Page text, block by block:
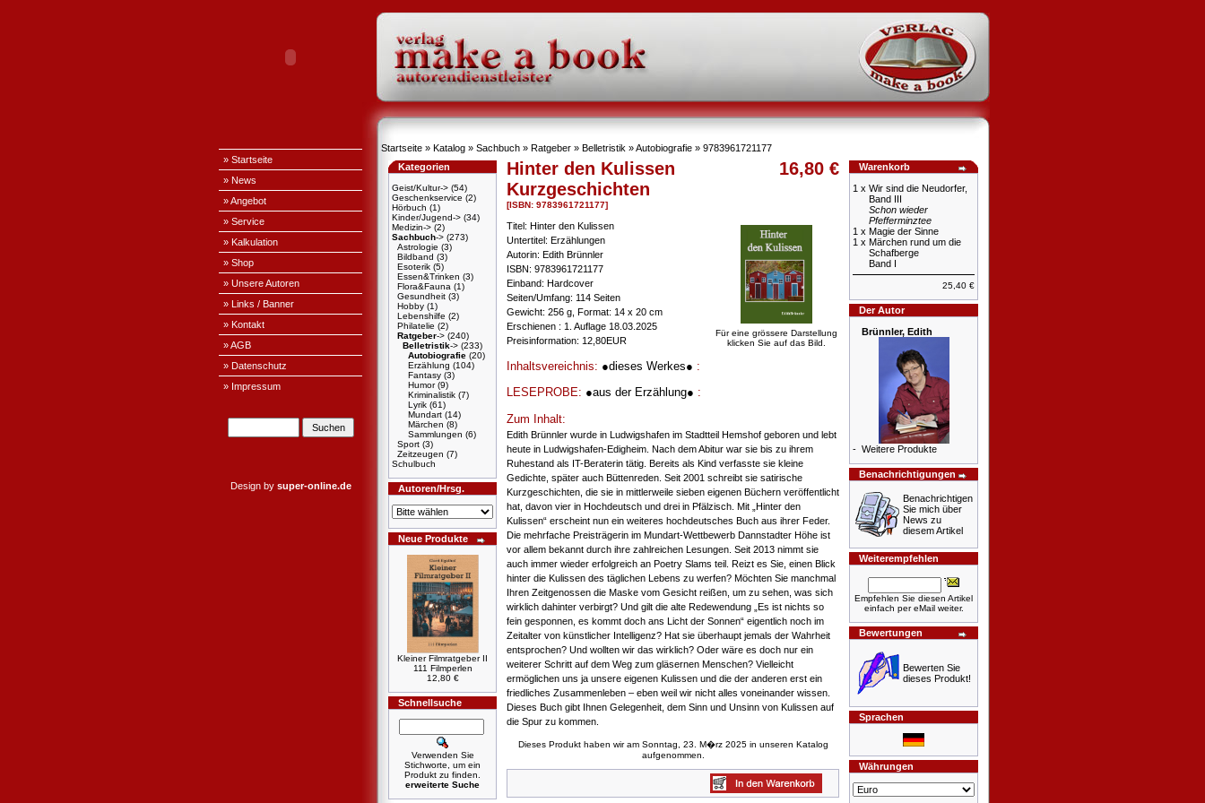
» Startseite
» News
» Angebot
» Service
» Kalkulation
» Shop
» Unsere Autoren
» Links / Banner
» Kontakt
» AGB
» Datenschutz
» Impressum
Design by super-online.de
Startseite » Katalog » Sachbuch » Ratgeber » Belletristik »Autobiografie » 9783961721177
Kategorien
Geist/Kultur-> (54)
Geschenkservice (2)
Hörbuch (1)
Kinder/Jugend-> (34)
Medizin-> (2)
Sachbuch-> (273)
Astrologie (3)
Bildband (3)
Esoterik (5)
Essen&Trinken (3)
Flora&Fauna (1)
Gesundheit (3)
Hobby (1)
Lebenshilfe (2)
Philatelie (2)
Ratgeber-> (240)
Belletristik-> (233)
Autobiografie (20)
Erzählung (104)
Fantasy (3)
Humor(9)
Kriminalistik (7)
Lyrik (61)
Mundart (14)
Märchen (8)
Sammlungen (6)
Sport (3)
Zeitzeugen (7)
Schulbuch
Autoren/Hrsg.
Neue Produkte
Kleiner Filmratgeber II
111 Filmperlen
12,80 €
Schnellsuche
Verwenden Sie
Stichworte, um ein
Produkt zu finden.
erweiterte Suche
Hinter den Kulissen
Kurzgeschichten
[ISBN: 9783961721177]
16,80 €
Für eine grössere Darstellung
klicken Sie auf das Bild.
Titel: Hinter den Kulissen
Untertitel: Erzählungen
Autorin: Edith Brünnler
ISBN: 9783961721177
Einband: Hardcover
Seiten/Umfang: 114 Seiten
Gewicht: 256 g, Format: 14 x 20 cm
Erschienen : 1. Auflage 18.03.2025
Preisinformation: 12,80EUR
Inhaltsvereichnis: ●dieses Werkes● :
LESEPROBE: ●aus der Erzählung● :
Zum Inhalt:
Edith Brünnler wurde in Ludwigshafen im Stadtteil Hemshof geboren und lebt
heute in Ludwigshafen-Edigheim. Nach dem Abitur war sie bis zu ihrem
Ruhestand als IT-Beraterin tätig. Bereits als Kind verfasste sie kleine
Gedichte, später auch Büttenreden. Seit 2001 schreibt sie satirische
Kurzgeschichten, die sie in mittlerweile sieben eigenen Büchern veröffentlicht
hat, davon vier in Hochdeutsch und drei in Pfälzisch. Mit „Hinter den
Kulissen“ erscheint nun ein weiteres hochdeutsches Buch aus ihrer Feder.
Die mehrfache Preisträgerin im Mundart-Wettbewerb Dannstadter Höhe ist
vor allem bekannt durch ihre zahlreichen Lesungen. Seit 2013 nimmt sie
auch immer wieder erfolgreich an Poetry Slams teil. Reizt es Sie, einen Blick
hinter die Kulissen des täglichen Lebens zu werfen? Möchten Sie manchmal
Ihren Zeitgenossen die Maske vom Gesicht reißen, um zu sehen, was sich
wirklich dahinter verbirgt? Und gilt die alte Redewendung „Es ist nichts so
fein gesponnen, es kommt doch ans Licht der Sonnen“ eigentlich noch im
Zeitalter von künstlicher Intelligenz? Hat sie überhaupt jemals der Wahrheit
entsprochen? Und wollten wir das wirklich? Oder wäre es doch nur ein
weiterer Schritt auf dem Weg zum gläsernen Menschen? Vielleicht
ermöglichen uns ja unsere eigenen Kulissen und die der anderen erst ein
friedliches Zusammenleben – eben weil wir nicht alles voneinander wissen.
Dieses Buch gibt Ihnen Gelegenheit, dem Sinn und Unsinn von Kulissen auf
die Spur zu kommen.
Dieses Produkt haben wir am Sonntag, 23. M�rz 2025 in unseren Katalog
aufgenommen.
Warenkorb
1 x Wir sind die Neudorfer,
Band III
Schon wieder
Pfefferminztee
1 x Magie der Sinne
1 x Märchen rund um die
Schafberge
Band I
25,40 €
Der Autor
Brünnler, Edith
- Weitere Produkte
Benachrichtigungen
Benachrichtigen
Sie mich über
News zu
diesem Artikel
Weiterempfehlen
Empfehlen Sie diesen Artikel
einfach per eMail weiter.
Bewertungen
Bewerten Sie
dieses Produkt!
Sprachen
Währungen